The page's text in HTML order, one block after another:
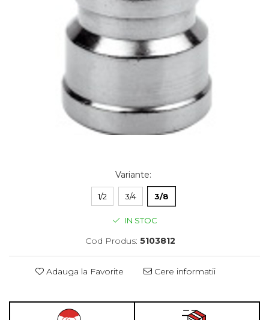
Variante:
1/2 3/4 3/8
IN STOC
Cod Produs: 5103812
Adauga la Favorite Cere informatii